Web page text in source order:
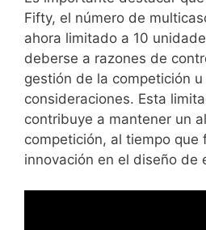
Fifty, el número de
ahora limitado a 10
deberse a razones de
gestión de la competición u
consideraciones. Esta
contribuye a mantener un
competición, al tiempo que
innovación en el diseño de